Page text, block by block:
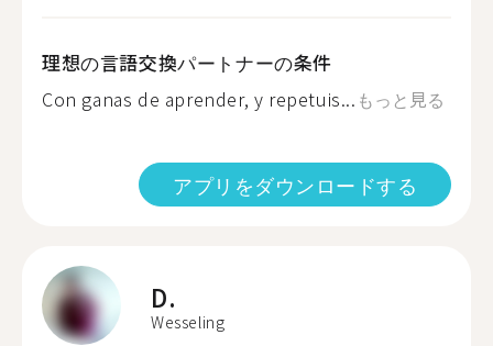
理想の言語交換パートナーの条件
Con ganas de aprender, y repetuis... もっと見る
アプリをダウンロードする
D.
Wesseling